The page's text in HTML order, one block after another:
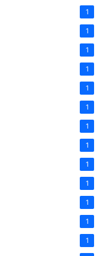
1
1
1
1
1
1
1
1
1
1
1
1
1